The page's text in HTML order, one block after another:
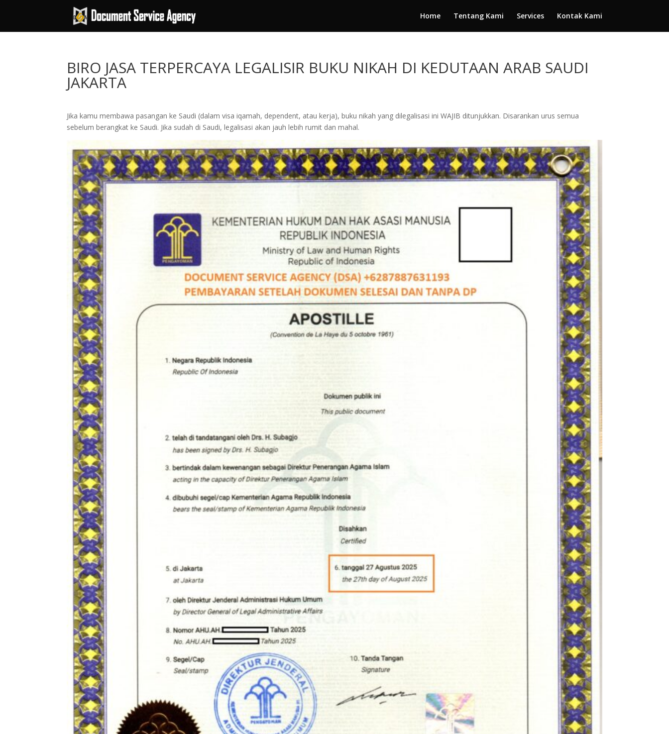
Home Tentang Kami Services Kontak Kami
BIRO JASA TERPERCAYA LEGALISIR BUKU NIKAH DI KEDUTAAN ARAB SAUDI
JAKARTA
Jika kamu membawa pasangan ke Saudi (dalam visa iqamah, dependent, atau kerja), buku nikah yang dilegalisasi ini WAJIB ditunjukkan. Disarankan urus semua
sebelum berangkat ke Saudi. Jika sudah di Saudi, legalisasi akan jauh lebih rumit dan mahal.